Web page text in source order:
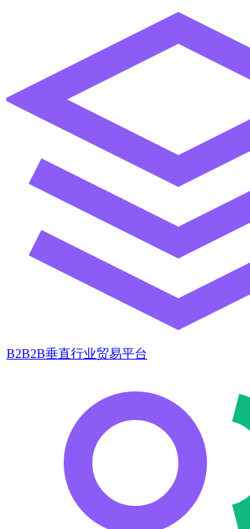
B2B2B垂直行业贸易平台